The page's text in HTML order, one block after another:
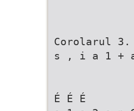
Corolarul
s , i a 1 +
É É É